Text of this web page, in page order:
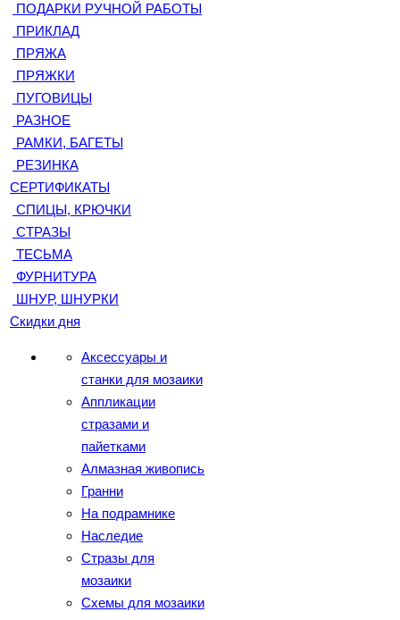
ПОДАРКИ РУЧНОЙ РАБОТЫ
ПРИКЛАД
ПРЯЖА
ПРЯЖКИ
ПУГОВИЦЫ
РАЗНОЕ
РАМКИ, БАГЕТЫ
РЕЗИНКА
СЕРТИФИКАТЫ
СПИЦЫ, КРЮЧКИ
СТРАЗЫ
ТЕСЬМА
ФУРНИТУРА
ШНУР, ШНУРКИ
Скидки дня
Аксессуары и
станки для мозаики
Аппликации
стразами и
пайетками
Алмазная живопись
Гранни
На подрамнике
Наследие
Стразы для
мозаики
Схемы для мозаики